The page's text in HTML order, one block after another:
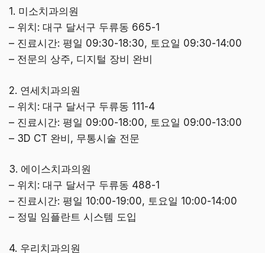
1. 미소치과의원
– 위치: 대구 달서구 두류동 665-1
– 진료시간: 평일 09:30-18:30, 토요일 09:30-14:00
– 전문의 상주, 디지털 장비 완비
2. 연세치과의원
– 위치: 대구 달서구 두류동 111-4
– 진료시간: 평일 09:00-18:00, 토요일 09:00-13:00
– 3D CT 완비, 무통시술 전문
3. 에이스치과의원
– 위치: 대구 달서구 두류동 488-1
– 진료시간: 평일 10:00-19:00, 토요일 10:00-14:00
– 정밀 임플란트 시스템 도입
4. 우리치과의원